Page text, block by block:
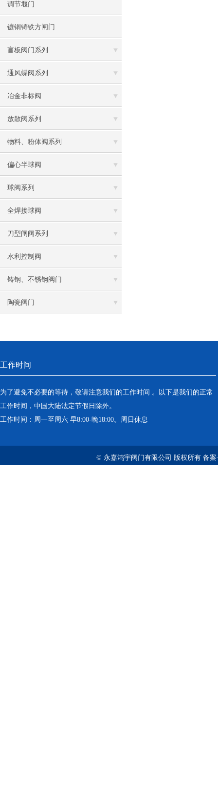
调节堰门
镶铜铸铁方闸门
盲板阀门系列
通风蝶阀系列
冶金非标阀
放散阀系列
物料、粉体阀系列
偏心半球阀
球阀系列
全焊接球阀
刀型闸阀系列
水利控制阀
铸钢、不锈钢阀门
陶瓷阀门
工作时间
为了避免不必要的等待，敬请注意我们的工作时间 。以下是我们的正常
工作时间，中国大陆法定节假日除外。
工作时间：周一至周六 早8:00-晚18:00。周日休息
© 永嘉鸿宇阀门有限公司 版权所有 备案